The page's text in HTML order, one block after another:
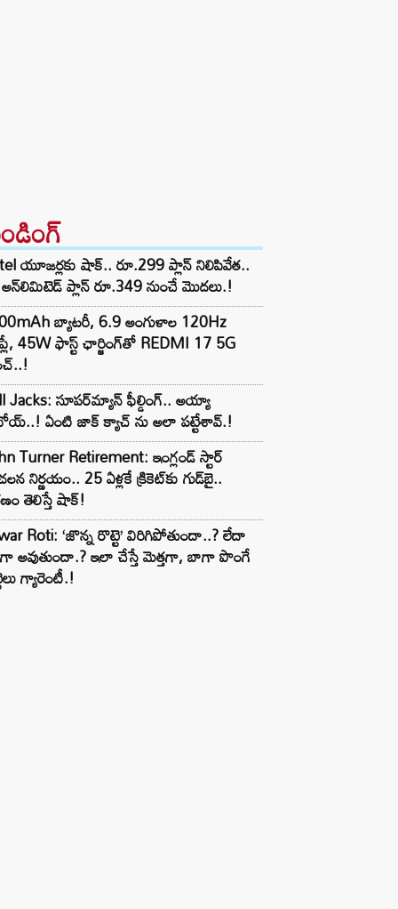
యూజర్లకు షాక్.. రూ.299 ప్లాన్ నిలిపివేత..
ప్లాన్ రూ.349 నుంచే మొదలు.!
బ్యాటరీ, 6.9 అంగుళాల 120Hz
45W ఫాస్ట్ ఛార్జింగ్‌తో REDMI 17 5G
Jacks: సూపర్‌మ్యాన్ ఫీల్డింగ్.. అయ్యా
ఏంటి జాక్ క్యాచ్ ను అలా పట్టేశావ్.!
Turner Retirement: ఇంగ్లండ్ స్టార్
నిర్ణయం.. 25 ఏళ్లకే క్రికెట్‌కు గుడ్‌బై..
తెలిస్తే షాక్!
Roti: ‘జొన్న రొట్టె’ విరిగిపోతుందా..? లేదా
అవుతుందా.? ఇలా చేస్తే మెత్తగా, బాగా పొంగే
గ్యారెంటీ.!